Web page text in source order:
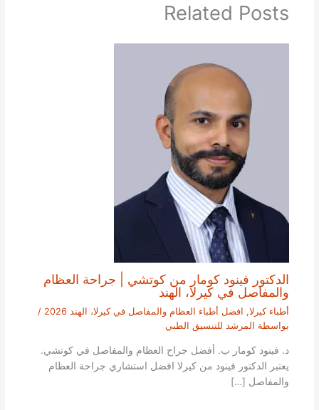
Related Posts
الدكتور فينود كومار من كوتشي | جراحة العظام
والمفاصل في كيرلا، الهند
أطباء كيرلا, افضل أطباء العظام والمفاصل في كيرلا، الهند 2026
/
بواسطة المرشد للتنسيق الطبي
د. فينود كومار ب. أفضل جراح العظام والمفاصل في كوتشي.
يعتبر الدكتور فينود من كيرلا افضل استشاري جراحة العظام
والمفاصل […]